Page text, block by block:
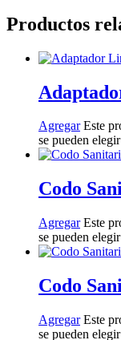
Productos
Agregar Este
se pueden
Codo
Agregar Este
se pueden
Codo
Agregar Este
se pueden